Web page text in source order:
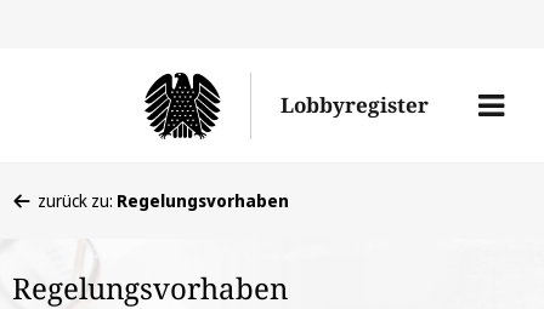
Lobbyregister
Menü
befinden
hier:
zurück zu: Regelungsvorhaben
Regelungsvorhaben